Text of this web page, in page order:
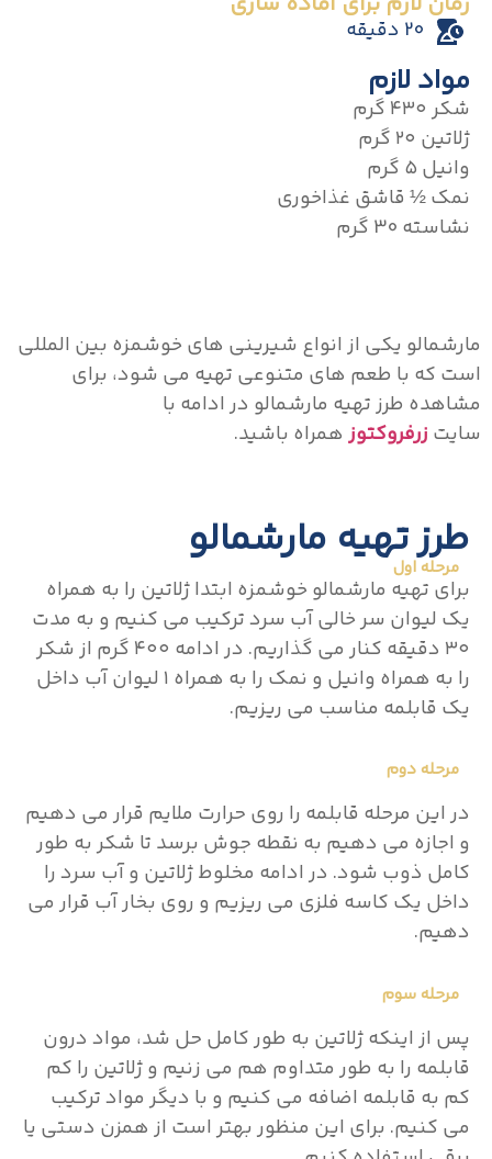
20 دقیقه
مواد لازم
شکر ۴۳۰ گرم
ژلاتین ۲۰ گرم
وانیل ۵ گرم
نمک ½ قاشق غذاخوری
نشاسته 30 گرم
مارشمالو یکی از انواع شیرینی های خوشمزه بین المللی
است که با طعم های متنوعی تهیه می شود، برای
مشاهده طرز تهیه مارشمالو در ادامه با
سایت زرفروکتوز همراه باشید.
طرز تهیه مارشمالو
مرحله اول
برای تهیه مارشمالو خوشمزه ابتدا ژلاتین را به همراه
یک لیوان سر خالی آب سرد ترکیب می کنیم و به مدت
۳۰ دقیقه کنار می گذاریم. در ادامه ۴۰۰ گرم از شکر
را به همراه وانیل و نمک را به همراه ۱ لیوان آب داخل
یک قابلمه مناسب می ریزیم.
مرحله دوم
در این مرحله قابلمه را روی حرارت ملایم قرار می دهیم
و اجازه می دهیم به نقطه جوش برسد تا شکر به طور
کامل ذوب شود. در ادامه مخلوط ژلاتین و آب سرد را
داخل یک کاسه فلزی می ریزیم و روی بخار آب قرار می
دهیم.
مرحله سوم
پس از اینکه ژلاتین به طور کامل حل شد، مواد درون
قابلمه را به طور متداوم هم می زنیم و ژلاتین را کم
کم به قابلمه اضافه می کنیم و با دیگر مواد ترکیب
می کنیم. برای این منظور بهتر است از همزن دستی یا